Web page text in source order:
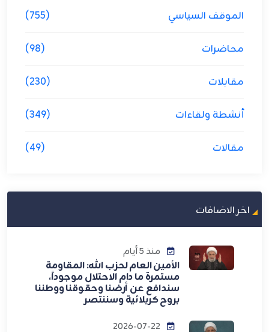
الموقف السياسي (755)
محاضرات (98)
مقابلات (230)
أنشطة ولقاءات (349)
مقالات (49)
اخر الاضافات
منذ 5 أيام
الأمين العام لحزب الله: المقاومة
مستمرة ما دام الاحتلال موجوداً،
سندافع عن أرضنا وحقوقنا ووطننا
بروح كربلائية وسننتصر